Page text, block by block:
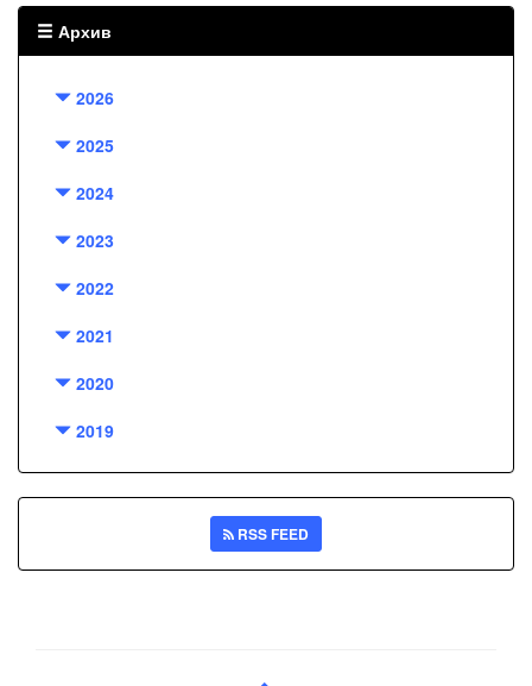
Архив
2026
2025
2024
2023
2022
2021
2020
2019
RSS FEED